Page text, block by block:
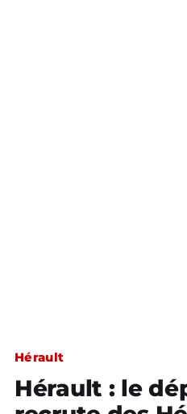
Hérault
Hérault : le